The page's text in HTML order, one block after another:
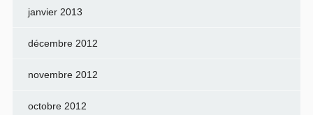
janvier 2013
décembre 2012
novembre 2012
octobre 2012